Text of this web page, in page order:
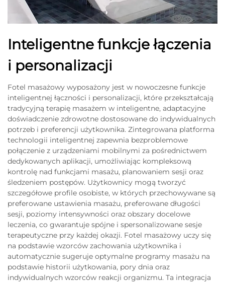
Inteligentne funkcje łączenia
i personalizacji
Fotel masażowy wyposażony jest w nowoczesne funkcje
inteligentnej łączności i personalizacji, które przekształcają
tradycyjną terapię masażem w inteligentne, adaptacyjne
doświadczenie zdrowotne dostosowane do indywidualnych
potrzeb i preferencji użytkownika. Zintegrowana platforma
technologii inteligentnej zapewnia bezproblemowe
połączenie z urządzeniami mobilnymi za pośrednictwem
dedykowanych aplikacji, umożliwiając kompleksową
kontrolę nad funkcjami masażu, planowaniem sesji oraz
śledzeniem postępów. Użytkownicy mogą tworzyć
szczegółowe profile osobiste, w których przechowywane są
preferowane ustawienia masażu, preferowane długości
sesji, poziomy intensywności oraz obszary docelowe
leczenia, co gwarantuje spójne i spersonalizowane sesje
terapeutyczne przy każdej okazji. Fotel masażowy uczy się
na podstawie wzorców zachowania użytkownika i
automatycznie sugeruje optymalne programy masażu na
podstawie historii użytkowania, pory dnia oraz
indywidualnych wzorców reakcji organizmu. Ta integracja